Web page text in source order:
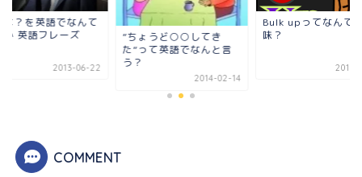
は？を英語でなんて
か 英語フレーズ
2013-06-22
”ちょうど○○してき
た”って英語でなんと言
う？
2014-02-14
Bulk upってなんて
味？
2015-
COMMENT